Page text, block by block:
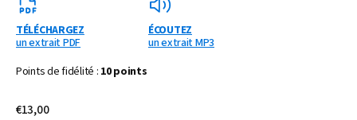
TÉLÉCHARGEZ
un extrait PDF
ÉCOUTEZ
un extrait MP3
Points de fidélité : 10 points
Prix
€13,00